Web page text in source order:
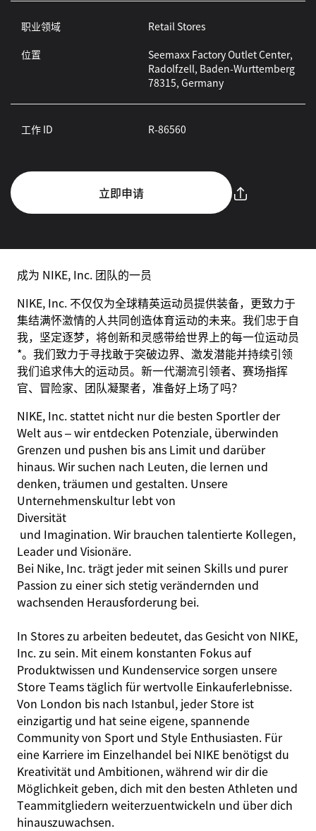
职业领域
Retail Stores
位置
Seemaxx Factory Outlet Center,
Radolfzell, Baden-Wurttemberg
78315, Germany
工作 ID R-86560
立即申请
成为 NIKE, Inc. 团队的一员
NIKE, Inc. 不仅仅为全球精英运动员提供装备，更致力于
集结满怀激情的人共同创造体育运动的未来。我们忠于自
我，坚定逐梦，将创新和灵感带给世界上的每一位运动员
*。我们致力于寻找敢于突破边界、激发潜能并持续引领
我们追求伟大的运动员。新一代潮流引领者、赛场指挥
官、冒险家、团队凝聚者，准备好上场了吗？
NIKE, Inc. stattet nicht nur die besten Sportler der
Welt aus – wir entdecken Potenziale, überwinden
Grenzen und pushen bis ans Limit und darüber
hinaus. Wir suchen nach Leuten, die lernen und
denken, träumen und gestalten. Unsere
Unternehmenskultur lebt von
Diversität
und Imagination. Wir brauchen talentierte Kollegen,
Leader und Visionäre.
Bei Nike, Inc. trägt jeder mit seinen Skills und purer
Passion zu einer sich stetig verändernden und
wachsenden Herausforderung bei.
In Stores zu arbeiten bedeutet, das Gesicht von NIKE,
Inc. zu sein. Mit einem konstanten Fokus auf
Produktwissen und Kundenservice sorgen unsere
Store Teams täglich für wertvolle Einkauferlebnisse.
Von London bis nach Istanbul, jeder Store ist
einzigartig und hat seine eigene, spannende
Community von Sport und Style Enthusiasten. Für
eine Karriere im Einzelhandel bei NIKE benötigst du
Kreativität und Ambitionen, während wir dir die
Möglichkeit geben, dich mit den besten Athleten und
Teammitgliedern weiterzuentwickeln und über dich
hinauszuwachsen.